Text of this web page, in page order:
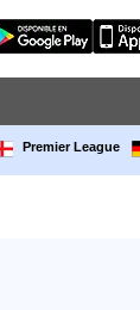
Premier League